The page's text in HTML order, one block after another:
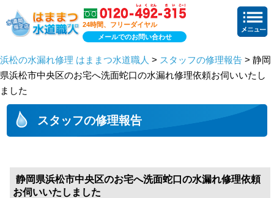
24時間、フリーダイヤル
メールでのお問い合わせ
浜松の水漏れ修理 はままつ水道職人 > スタッフの修理報告 > 静岡
県浜松市中央区のお宅へ洗面蛇口の水漏れ修理依頼お伺いいたし
ました
スタッフの修理報告
静岡県浜松市中央区のお宅へ洗面蛇口の水漏れ修理依頼
お伺いいたしました